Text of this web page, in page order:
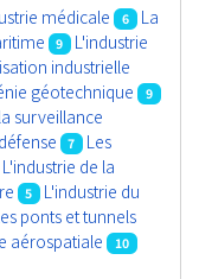
médicale 6
La
9
L'industrie
industrielle
géotechnique 9
surveillance
7
Les
L'industrie de la
5
L'industrie du
ponts et tunnels
aérospatiale 10